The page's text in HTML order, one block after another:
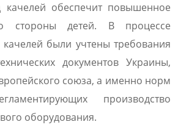
обеспечит повышенное
стороны детей. В процессе
качелей были учтены требования
документов Украины,
союза, а именно норм
производство
оборудования.